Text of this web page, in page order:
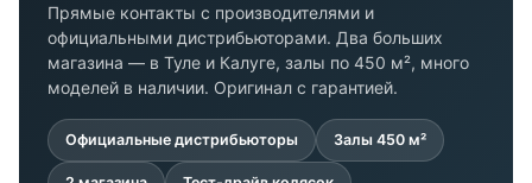
Прямые контакты с производителями и
официальными дистрибьюторами. Два больших
магазина — в Туле и Калуге, залы по 450 м², много
моделей в наличии. Оригинал с гарантией.
Официальные дистрибьюторы Залы 450 м²